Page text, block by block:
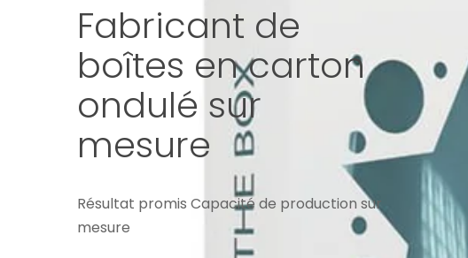
Fabricant de
boîtes en carton
ondulé sur
mesure
Résultat promis Capacité de production sur
mesure